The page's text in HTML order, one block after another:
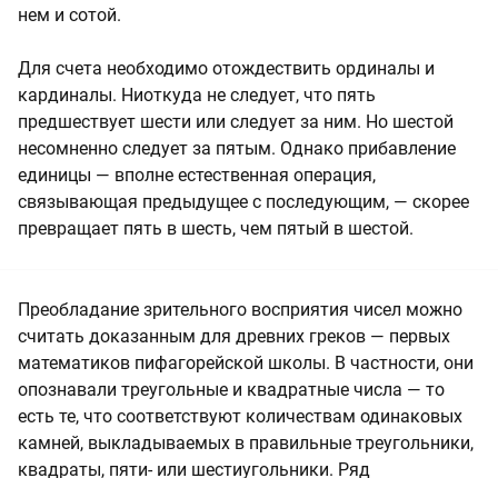
нем и сотой.
Для счета необходимо отождествить ординалы и
кардиналы. Ниоткуда не следует, что пять
предшествует шести или следует за ним. Но шестой
несомненно следует за пятым. Однако прибавление
единицы — вполне естественная операция,
связывающая предыдущее с последующим, — скорее
превращает пять в шесть, чем пятый в шестой.
Преобладание зрительного восприятия чисел можно
считать доказанным для древних греков — первых
математиков пифагорейской школы. В частности, они
опознавали треугольные и квадратные числа — то
есть те, что соответствуют количествам одинаковых
камней, выкладываемых в правильные треугольники,
квадраты, пяти- или шестиугольники. Ряд